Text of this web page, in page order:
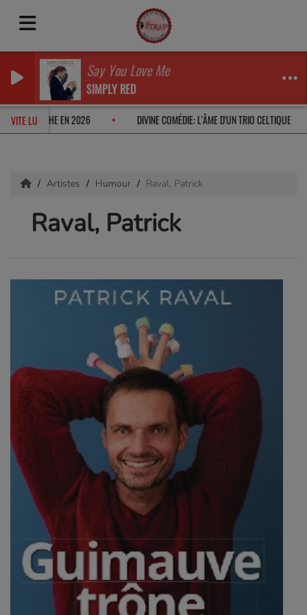
Say You Love Me
SIMPLY RED
VITE LULILI ROCHE EN 2026 DIVINE COMÉDIE: L'ÂME D'UN TRIO CELTIQUE
Artistes Humour Raval, Patrick
Raval, Patrick